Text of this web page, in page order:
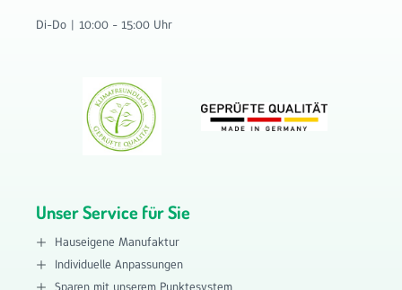
Di-Do | 10:00 - 15:00 Uhr
Unser Service für Sie
Hauseigene Manufaktur
Individuelle Anpassungen